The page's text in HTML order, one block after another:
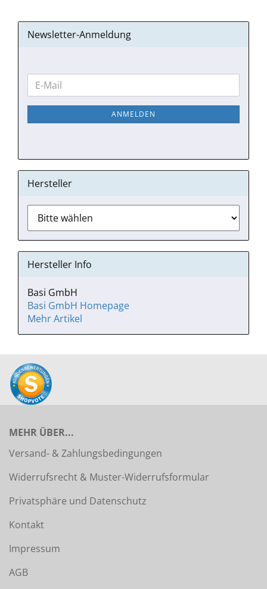
Newsletter-Anmeldung
WEITER
ZUR
NEWSLETTER-
E-
Mail
ANMELDEN
Hersteller
Hersteller Info
Basi GmbH
Basi GmbH Homepage
Mehr Artikel
MEHR ÜBER...
Versand- & Zahlungsbedingungen
Widerrufsrecht & Muster-Widerrufsformular
Privatsphäre und Datenschutz
Kontakt
Impressum
AGB